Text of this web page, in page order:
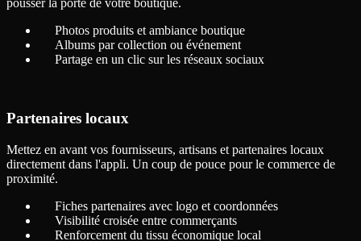
pousser la porte de votre boutique.
Photos produits et ambiance boutique
Albums par collection ou événement
Partage en un clic sur les réseaux sociaux
Partenaires locaux
Mettez en avant vos fournisseurs, artisans et partenaires locaux
directement dans l'appli. Un coup de pouce pour le commerce de
proximité.
Fiches partenaires avec logo et coordonnées
Visibilité croisée entre commerçants
Renforcement du tissu économique local